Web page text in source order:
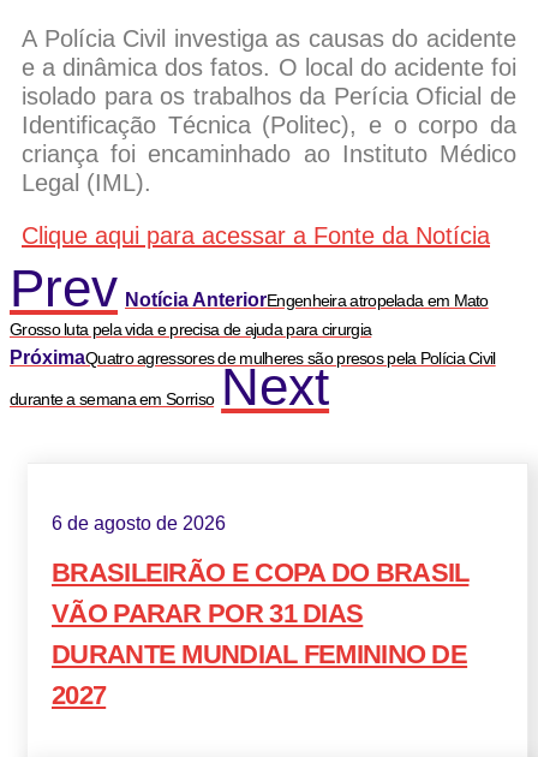
A Polícia Civil investiga as causas do acidente
e a dinâmica dos fatos. O local do acidente foi
isolado para os trabalhos da Perícia Oficial de
Identificação Técnica (Politec), e o corpo da
criança foi encaminhado ao Instituto Médico
Legal (IML).
Clique aqui para acessar a Fonte da Notícia
Prev Notícia AnteriorEngenheira atropelada em Mato
Grosso luta pela vida e precisa de ajuda para cirurgia
PróximaQuatro agressores de mulheres são presos pela Polícia Civil
durante a semana em Sorriso Next
6 de agosto de 2026
BRASILEIRÃO E COPA DO BRASIL
VÃO PARAR POR 31 DIAS
DURANTE MUNDIAL FEMININO DE
2027